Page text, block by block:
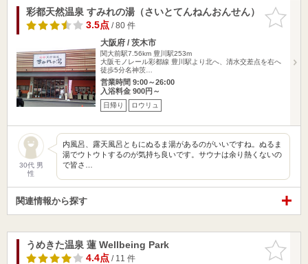
お気に入
りに追加
彩都天然温泉 すみれの湯（さいとてんねんおんせん）
3.5点/ 80 件
大阪府 / 茨木市
関大前駅7.56km 豊川駅253m
大阪モノレール彩都線 豊川駅より北へ、清水交差点を右へ
徒歩5分名神茨…
営業時間 9:00～26:00
入浴料金 900円～
日帰り ロウリュ
30代 男
性
内風呂、露天風呂ともにぬるま湯があるのがいいですね。ぬるま
湯でウトウトするのが気持ち良いです。サウナは余り熱くないの
で皆さ…
関連情報から探す
お気に入
りに追加
うめきた温泉 蓮 Wellbeing Park
4.4点/ 11 件